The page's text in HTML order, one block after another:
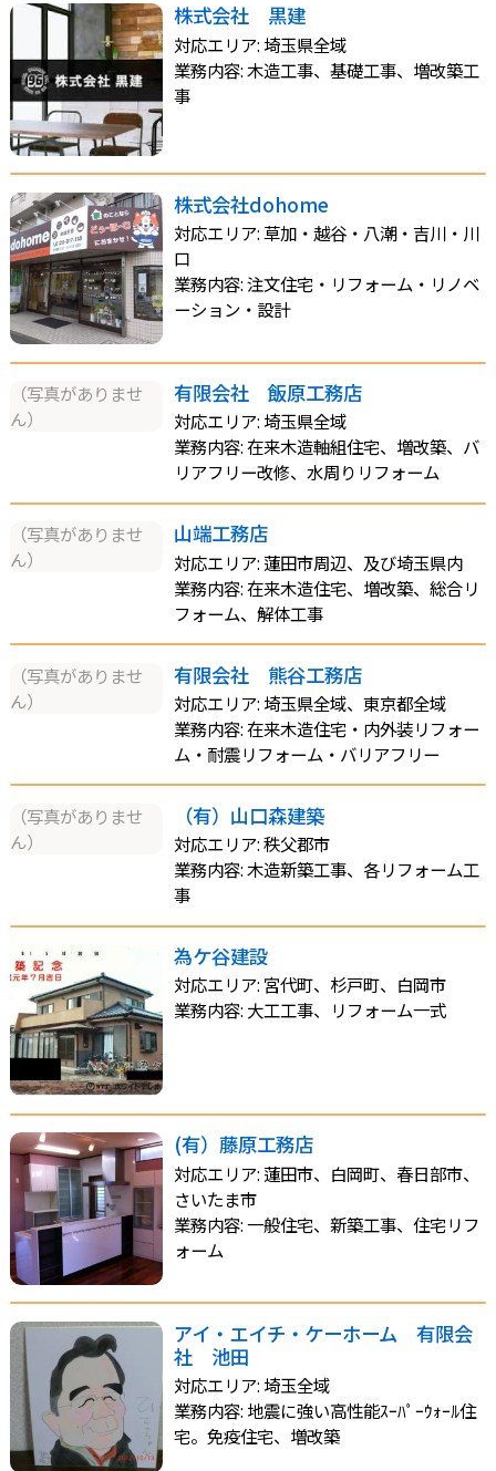
株式会社 黒建
対応エリア: 埼玉県全域
業務内容: 木造工事、基礎工事、増改築工
事
株式会社dohome
対応エリア: 草加・越谷・八潮・吉川・川
口
業務内容: 注文住宅・リフォーム・リノベ
ーション・設計
（写真がありませ
ん）
有限会社 飯原工務店
対応エリア: 埼玉県全域
業務内容: 在来木造軸組住宅、増改築、バ
リアフリー改修、水周りリフォーム
（写真がありませ
ん）
山端工務店
対応エリア: 蓮田市周辺、及び埼玉県内
業務内容: 在来木造住宅、増改築、総合リ
フォーム、解体工事
（写真がありませ
ん）
有限会社 熊谷工務店
対応エリア: 埼玉県全域、東京都全域
業務内容: 在来木造住宅・内外装リフォー
ム・耐震リフォーム・バリアフリー
（写真がありませ
ん）
（有）山口森建築
対応エリア: 秩父郡市
業務内容: 木造新築工事、各リフォーム工
事
為ケ谷建設
対応エリア: 宮代町、杉戸町、白岡市
業務内容: 大工工事、リフォーム一式
(有）藤原工務店
対応エリア: 蓮田市、白岡町、春日部市、
さいたま市
業務内容: 一般住宅、新築工事、住宅リフ
ォーム
アイ・エイチ・ケーホーム 有限会
社 池田
対応エリア: 埼玉全域
業務内容: 地震に強い高性能ｽｰﾊﾟｰｳｫｰﾙ住
宅。免疫住宅、増改築